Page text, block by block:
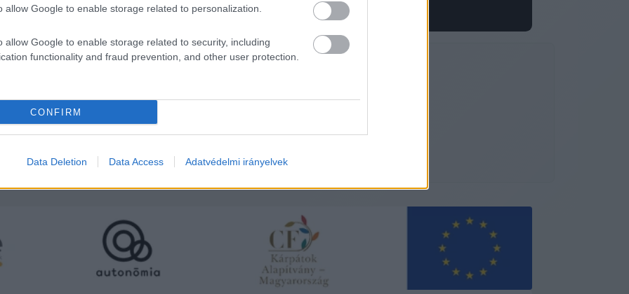
allow Google to enable storage related to personalization.
allow Google to enable storage related to security, including
functionality and fraud prevention, and other user protection.
CONFIRM
Data Deletion Data Access Adatvédelmi irányelvek
HIRDETÉS